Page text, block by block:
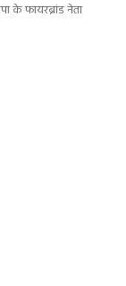
के फायरब्रांड नेता